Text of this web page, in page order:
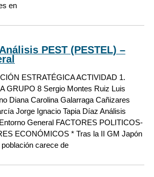
en
PEST (PESTEL) –
ESTRATÉGICA ACTIVIDAD 1.
GRUPO 8 Sergio Montes Ruiz Luis
Diana Carolina Galarraga Cañizares
Jorge Ignacio Tapia Díaz Análisis
General FACTORES POLITICOS-
ECONÓMICOS * Tras la II GM Japón
carece de